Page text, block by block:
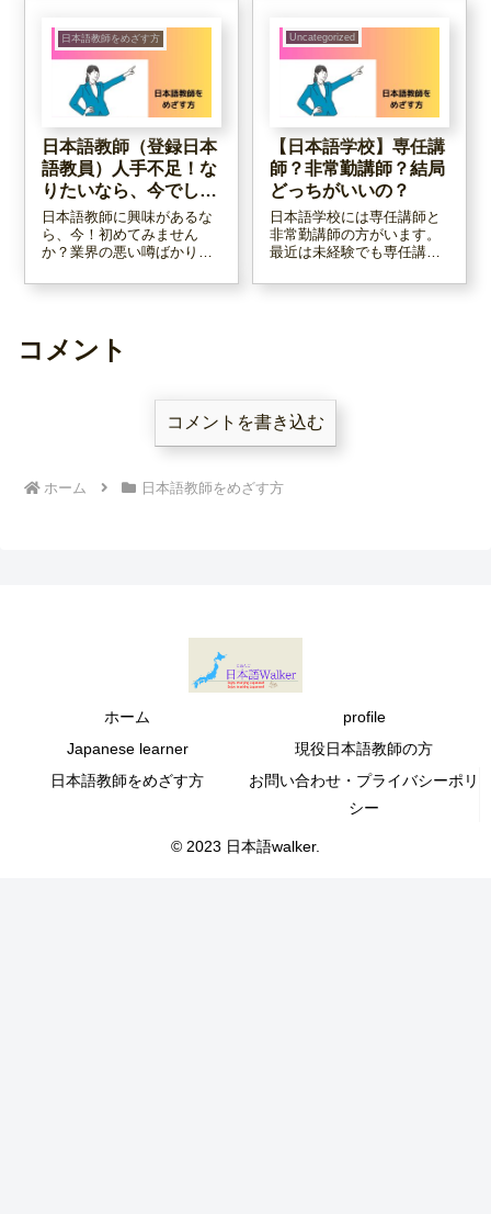
で…。この記事では、以前
日本語学校で起きたことか
ら考えたことを記しまし
日本語教師をめざす方
日本語教師（登録日本
語教員）人手不足！な
りたいなら、今でしょ
う！
日本語教師に興味があるな
ら、今！初めてみません
か？業界の悪い噂ばかり仕
言い訳にする人に、カツを
ってしまいますよ！一年で
も、一日でも若いうちにス
Uncategorized
【日本語学校】専任講
師？非常勤講師？結局
どっちがいいの？
日本語学校には専任講師と
非常勤講師の方がいます。
最近は未経験でも専任講師
きたようですが、いったい
コメント
コメントを書き込む
ホーム 日本語教師をめざす方
ホーム
profile
Japanese learner
現役日本語教師の方
日本語教師をめざす方
お問い合わせ・プライバシーポリ
シー
© 2023 日本語walker.